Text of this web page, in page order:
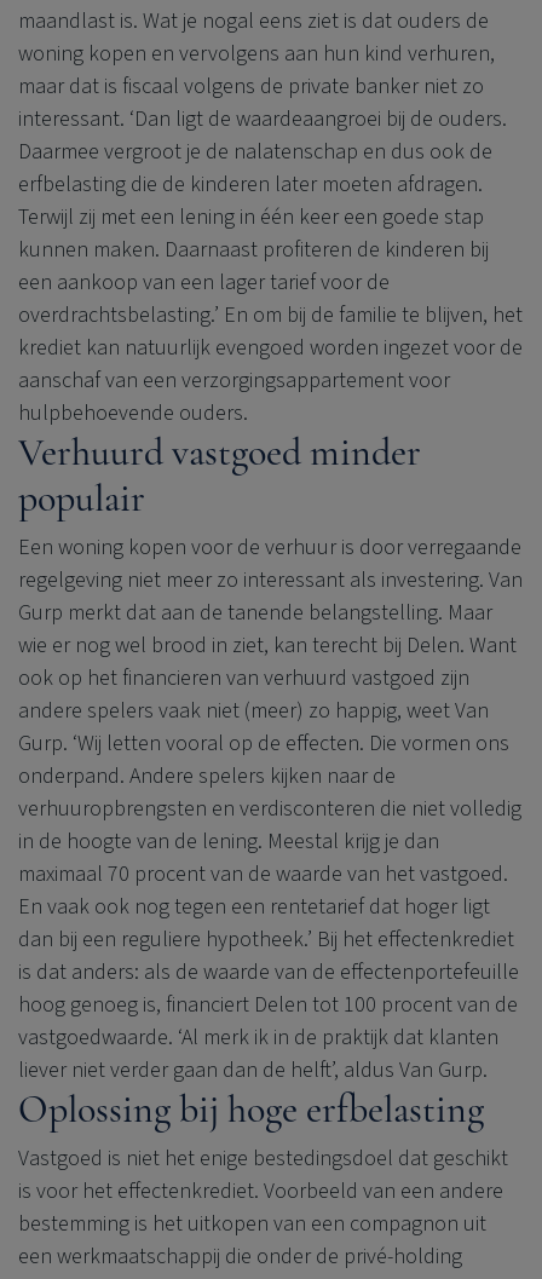
maandlast is. Wat je nogal eens ziet is dat ouders de
woning kopen en vervolgens aan hun kind verhuren,
maar dat is fiscaal volgens de private banker niet zo
interessant. ‘Dan ligt de waardeaangroei bij de ouders.
Daarmee vergroot je de nalatenschap en dus ook de
erfbelasting die de kinderen later moeten afdragen.
Terwijl zij met een lening in één keer een goede stap
kunnen maken. Daarnaast profiteren de kinderen bij
een aankoop van een lager tarief voor de
overdrachtsbelasting.’ En om bij de familie te blijven, het
krediet kan natuurlijk evengoed worden ingezet voor de
aanschaf van een verzorgingsappartement voor
hulpbehoevende ouders.
Verhuurd vastgoed minder
populair
Een woning kopen voor de verhuur is door verregaande
regelgeving niet meer zo interessant als investering. Van
Gurp merkt dat aan de tanende belangstelling. Maar
wie er nog wel brood in ziet, kan terecht bij Delen. Want
ook op het financieren van verhuurd vastgoed zijn
andere spelers vaak niet (meer) zo happig, weet Van
Gurp. ‘Wij letten vooral op de effecten. Die vormen ons
onderpand. Andere spelers kijken naar de
verhuuropbrengsten en verdisconteren die niet volledig
in de hoogte van de lening. Meestal krijg je dan
maximaal 70 procent van de waarde van het vastgoed.
En vaak ook nog tegen een rentetarief dat hoger ligt
dan bij een reguliere hypotheek.’ Bij het effectenkrediet
is dat anders: als de waarde van de effectenportefeuille
hoog genoeg is, financiert Delen tot 100 procent van de
vastgoedwaarde. ‘Al merk ik in de praktijk dat klanten
liever niet verder gaan dan de helft’, aldus Van Gurp.
Oplossing bij hoge erfbelasting
Vastgoed is niet het enige bestedingsdoel dat geschikt
is voor het effectenkrediet. Voorbeeld van een andere
bestemming is het uitkopen van een compagnon uit
een werkmaatschappij die onder de privé-holding